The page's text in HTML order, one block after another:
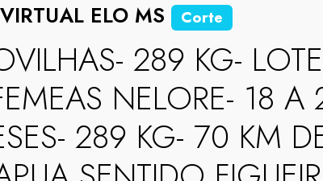
ELO MS Corte
289 KG-
NELORE- 18 A
289 KG- 70 KM